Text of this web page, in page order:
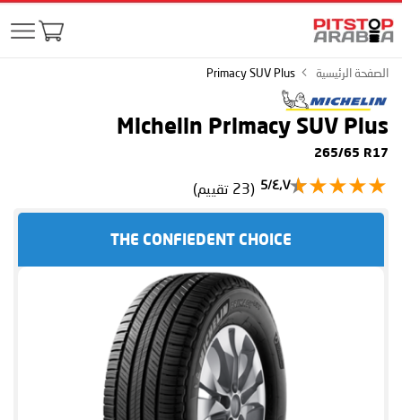
الصفحة الرئيسية Primacy SUV Plus
Michelin Primacy SUV Plus
265/65 R17
٤٫٧/5 (23 تقييم)
THE CONFIEDENT CHOICE